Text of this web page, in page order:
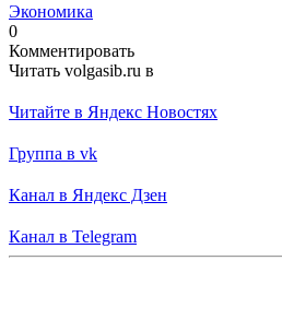
Экономика
0
Комментировать
Читать volgasib.ru в
Читайте в Яндекс Новостях
Группа в vk
Канал в Яндекс Дзен
Канал в Telegram